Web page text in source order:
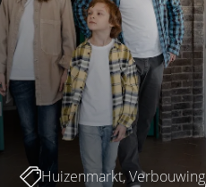
Huizenmarkt,Verbouwing